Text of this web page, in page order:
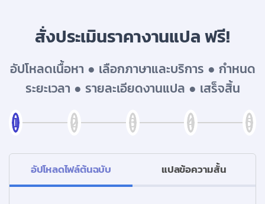
สั่งประเมินราคางานแปล ฟรี!
อัปโหลดเนื้อหา ● เลือกภาษาและบริการ ● กำหนด
ระยะเวลา ● รายละเอียดงานแปล ● เสร็จสิ้น
อัปโหลดไฟล์ต้นฉบับ แปลข้อความสั้น